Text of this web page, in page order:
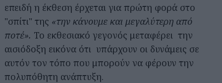
επειδή η έκθεση έρχεται για πρώτη φορά στο
"σπίτι" της «την κάνουμε και μεγαλύτερη από
ποτέ». Το εκθεσιακό γεγονός μεταφέρει την
αισιόδοξη εικόνα ότι υπάρχουν οι δυνάμεις σε
αυτόν τον τόπο που μπορούν να φέρουν την
πολυπόθητη ανάπτυξη.